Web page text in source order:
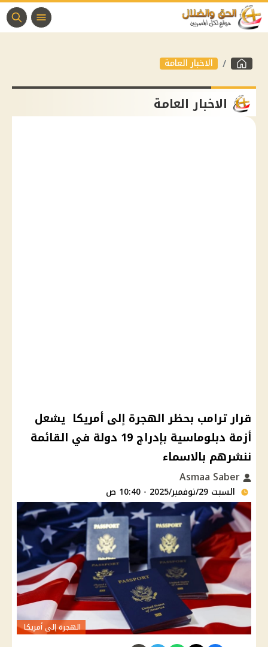
الاخبار العامة
الاخبار العامة
قرار ترامب بحظر الهجرة إلى أمريكا يشعل
أزمة دبلوماسية بإدراج 19 دولة في القائمة
ننشرهم بالاسماء
السبت 29/نوفمبر/2025 - 10:40 ص
الهجرة إلى أمريكا